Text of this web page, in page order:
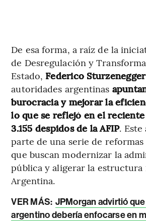
De esa forma, a raíz de la
de Desregulación y
Estado, Federico Sturzenegger
autoridades argentinas
burocracia y mejorar la
lo que se reflejó en el
3.155 despidos de la AFIP.
parte de una serie de reformas
que buscan modernizar la
pública y aligerar la estructura
Argentina.
VER MÁS: JPMorgan advirtió
argentino debería enfocarse en